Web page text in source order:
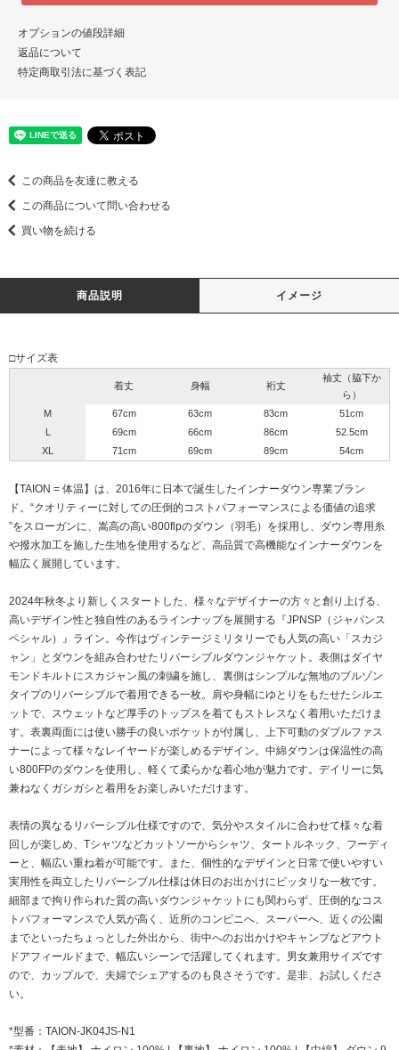
オプションの値段詳細
返品について
特定商取引法に基づく表記
この商品を友達に教える
この商品について問い合わせる
買い物を続ける
商品説明 イメージ
□サイズ表
着丈 身幅 裄丈
袖丈（脇下か
ら）
M
67cm 63cm 83cm
51cm
L
69cm 66cm 86cm
52.5cm
XL
71cm 69cm 89cm 54cm
【TAION = 体温】は、2016年に日本で誕生したインナーダウン専業ブラン
ド。“クオリティーに対しての圧倒的コストパフォーマンスによる価値の追求
”をスローガンに、嵩高の高い800flpのダウン（羽毛）を採用し、ダウン専用糸
や撥水加工を施した生地を使用するなど、高品質で高機能なインナーダウンを
幅広く展開しています。
2024年秋冬より新しくスタートした、様々なデザイナーの方々と創り上げる、
高いデザイン性と独自性のあるラインナップを展開する『JPNSP（ジャパンス
ペシャル）』ライン。今作はヴィンテージミリタリーでも人気の高い「スカジ
ャン」とダウンを組み合わせたリバーシブルダウンジャケット。表側はダイヤ
モンドキルトにスカジャン風の刺繍を施し、裏側はシンプルな無地のブルゾン
タイプのリバーシブルで着用できる一枚。肩や身幅にゆとりをもたせたシルエ
ットで、スウェットなど厚手のトップスを着てもストレスなく着用いただけま
す。表裏両面には使い勝手の良いポケットが付属し、上下可動のダブルファス
ナーによって様々なレイヤードが楽しめるデザイン。中綿ダウンは保温性の高
い800FPのダウンを使用し、軽くて柔らかな着心地が魅力です。デイリーに気
兼ねなくガシガシと着用をお楽しみいただけます。
表情の異なるリバーシブル仕様ですので、気分やスタイルに合わせて様々な着
回しが楽しめ、Tシャツなどカットソーからシャツ、タートルネック、フーディ
ーと、幅広い重ね着が可能です。また、個性的なデザインと日常で使いやすい
実用性を両立したリバーシブル仕様は休日のお出かけにピッタリな一枚です。
細部まで拘り作られた質の高いダウンジャケットにも関わらず、圧倒的なコス
トパフォーマンスで人気が高く、近所のコンビニへ、スーパーへ、近くの公園
までといったちょっとした外出から、街中へのお出かけやキャンプなどアウト
ドアフィールドまで、幅広いシーンで活躍してくれます。男女兼用サイズです
ので、カップルで、夫婦でシェアするのも良さそうです。是非、お試しくださ
い。
*型番：TAION-JK04JS-N1